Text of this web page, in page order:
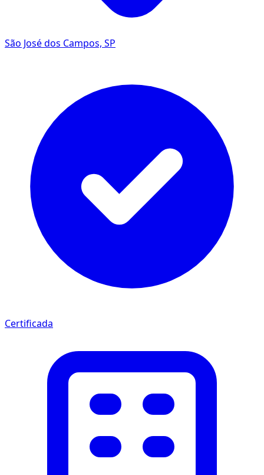
São José dos Campos, SP
Certificada